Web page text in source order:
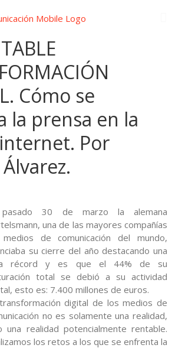
Cómo se
la prensa en la
Por
30 de marzo la alemana
una de las mayores compañías
de comunicación del mundo,
su cierre del año destacando una
récord y es que el 44% de su
total se debió a su actividad
esto es: 7.400 millones de euros.
digital de los medios de
no es solamente una realidad,
una realidad potencialmente rentable.
los retos a los que se enfrenta la